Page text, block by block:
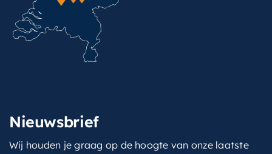
Nieuwsbrief
Wij houden je graag op de hoogte van onze laatste